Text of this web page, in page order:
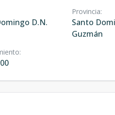
D.N.
Provincia:
Santo
Guzmán
: